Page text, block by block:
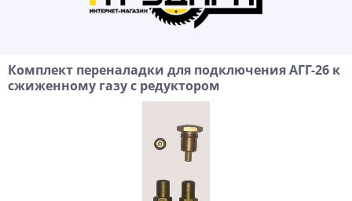
Комплект переналадки для подключения АГГ-26 к
сжиженному газу с редуктором